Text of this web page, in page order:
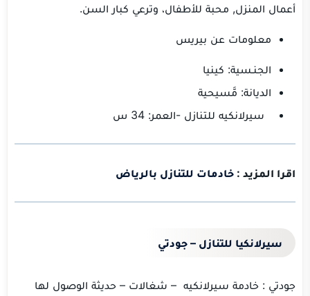
أعمال المنزل, محبة للأطفال، وترعي كبار السن.
معلومات عن بيريس
الجنـسية: كينيا
الديانة: مَّسيحية
سيرلانكيه للتنازل -العمر: 34 س
اقرا المزيد : خادمات للتنازل بالرياض
سيرلانكيا للتنازل – جودتي
جودتي : خادمة سيرلانكيه – شغالات – حديثة الوصول لها